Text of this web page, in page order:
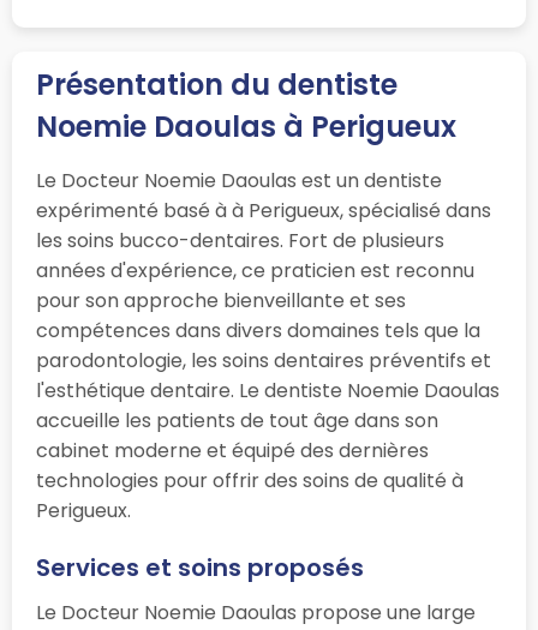
Présentation du dentiste
Noemie Daoulas à Perigueux
Le Docteur Noemie Daoulas est un dentiste
expérimenté basé à à Perigueux, spécialisé dans
les soins bucco-dentaires. Fort de plusieurs
années d'expérience, ce praticien est reconnu
pour son approche bienveillante et ses
compétences dans divers domaines tels que la
parodontologie, les soins dentaires préventifs et
l'esthétique dentaire. Le dentiste Noemie Daoulas
accueille les patients de tout âge dans son
cabinet moderne et équipé des dernières
technologies pour offrir des soins de qualité à
Perigueux.
Services et soins proposés
Le Docteur Noemie Daoulas propose une large